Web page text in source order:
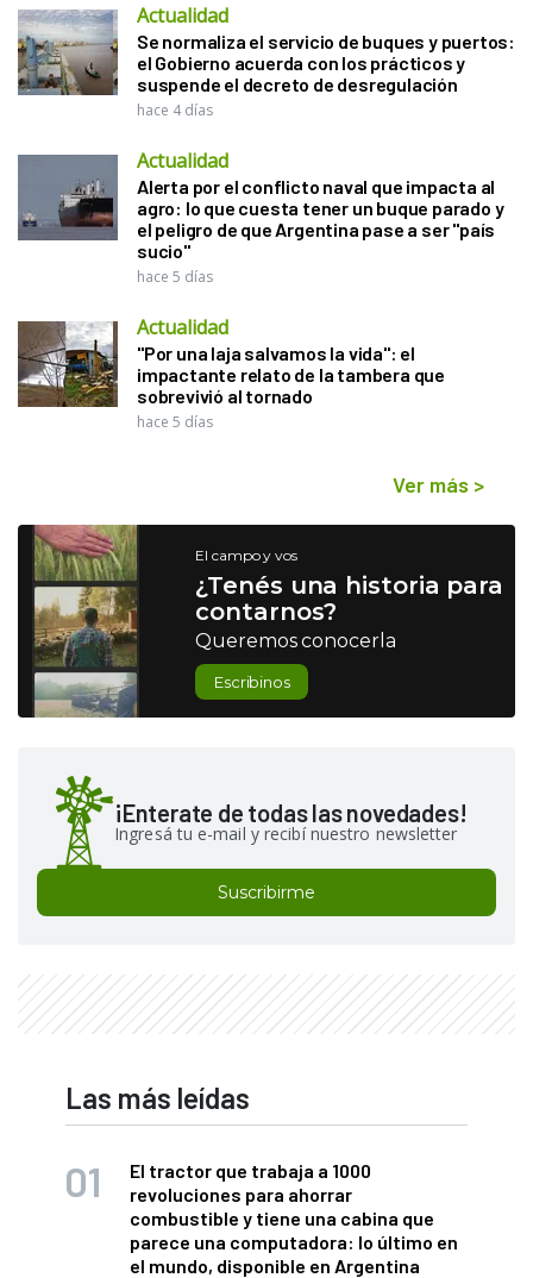
Actualidad
Se normaliza el servicio de buques y puertos:
el Gobierno acuerda con los prácticos y
suspende el decreto de desregulación
hace 4 días
Actualidad
Alerta por el conflicto naval que impacta al
agro: lo que cuesta tener un buque parado y
el peligro de que Argentina pase a ser "país
sucio"
hace 5 días
Actualidad
"Por una laja salvamos la vida": el
impactante relato de la tambera que
sobrevivió al tornado
hace 5 días
Ver más >
El campo y vos
¿Tenés una historia para
contarnos?
Queremos conocerla
Escribinos
¡Enterate de todas las novedades!
Ingresá tu e-mail y recibí nuestro newsletter
Suscribirme
Las más leídas
El tractor que trabaja a 1000
revoluciones para ahorrar
combustible y tiene una cabina que
parece una computadora: lo último en
el mundo, disponible en Argentina